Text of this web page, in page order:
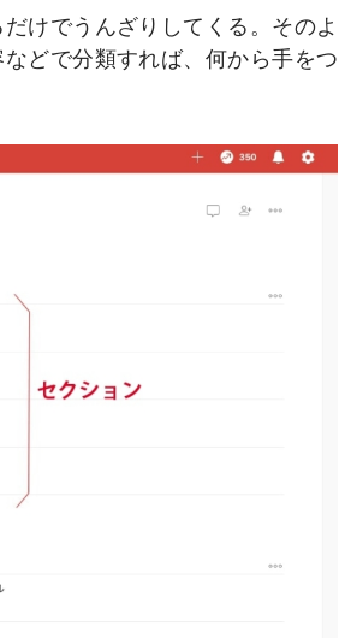
けでうんざりしてくる。そのよ
どで分類すれば、何から手をつ